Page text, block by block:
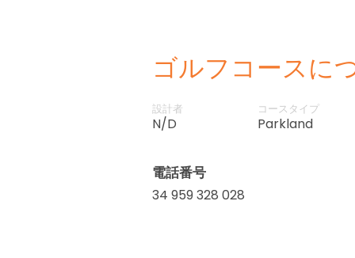
ゴルフコースに
設計者
N/D
コースタイプ
Parkland
電話番号
34 959 328 028